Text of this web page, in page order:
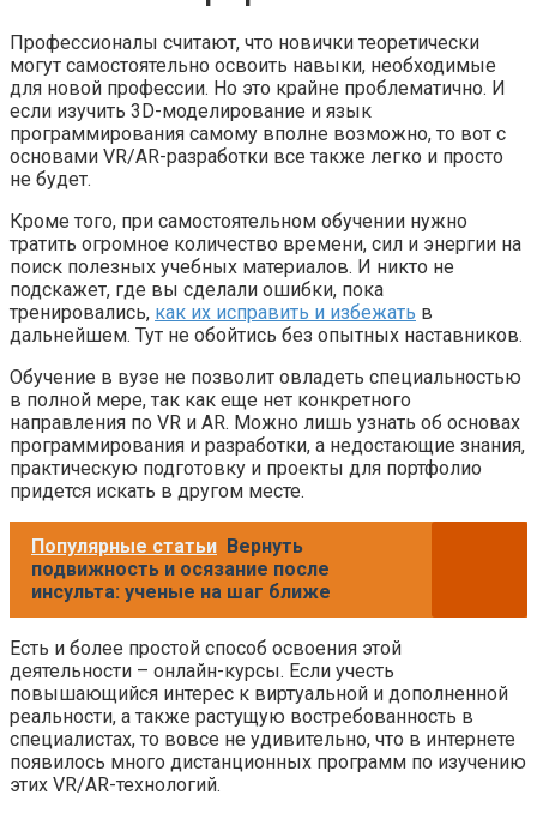
Профессионалы считают, что новички теоретически
могут самостоятельно освоить навыки, необходимые
для новой профессии. Но это крайне проблематично. И
если изучить 3D-моделирование и язык
программирования самому вполне возможно, то вот с
основами VR/AR-разработки все также легко и просто
не будет.
Кроме того, при самостоятельном обучении нужно
тратить огромное количество времени, сил и энергии на
поиск полезных учебных материалов. И никто не
подскажет, где вы сделали ошибки, пока
тренировались, как их исправить и избежать в
дальнейшем. Тут не обойтись без опытных наставников.
Обучение в вузе не позволит овладеть специальностью
в полной мере, так как еще нет конкретного
направления по VR и AR. Можно лишь узнать об основах
программирования и разработки, а недостающие знания,
практическую подготовку и проекты для портфолио
придется искать в другом месте.
Популярные статьи Вернуть
подвижность и осязание после
инсульта: ученые на шаг ближе
Есть и более простой способ освоения этой
деятельности – онлайн-курсы. Если учесть
повышающийся интерес к виртуальной и дополненной
реальности, а также растущую востребованность в
специалистах, то вовсе не удивительно, что в интернете
появилось много дистанционных программ по изучению
этих VR/AR-технологий.